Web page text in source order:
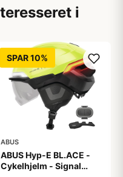
i
SPAR 10%
ABUS
ABUS Hyp-E BL.ACE -
Cykelhjelm - Signal